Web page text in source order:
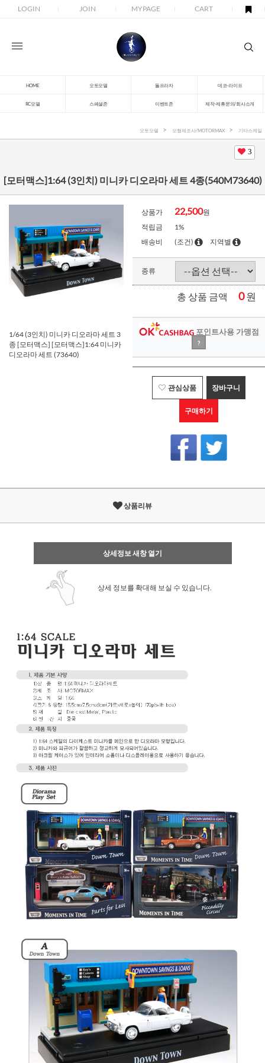
LOGIN JOIN MYPAGE CART
HOME 오토모델 돌프라자 데코-라이프
RC모델 스페셜존 이벤트존 제작-제휴문의/회사소개
오토모델 모형제조사/MOTORMAX 기타스케일
3
[모터맥스]1:64 (3인치) 미니카 디오라마 세트 4종(540M73640)
1/64 (3인치) 미니카 디오라마 세트 3
종 [모터맥스] [모터맥스]1:64 미니카
디오라마 세트 (73640)
상품가 22,500원
적립금
1%
배송비
(조건) 지역별
종류
총 상품 금액 0원
포인트사용 가맹점
?
관심상품 장바구니
구매하기
상품리뷰
상세정보 새창 열기
상세 정보를 확대해 보실 수 있습니다.